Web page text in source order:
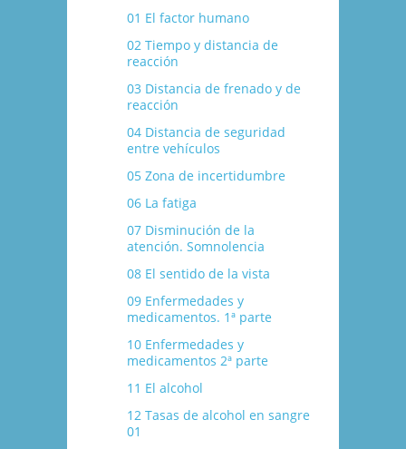
01 El factor humano
02 Tiempo y distancia de
reacción
03 Distancia de frenado y de
reacción
04 Distancia de seguridad
entre vehí­culos
05 Zona de incertidumbre
06 La fatiga
07 Disminución de la
atención. Somnolencia
08 El sentido de la vista
09 Enfermedades y
medicamentos. 1ª parte
10 Enfermedades y
medicamentos 2ª parte
11 El alcohol
12 Tasas de alcohol en sangre
01